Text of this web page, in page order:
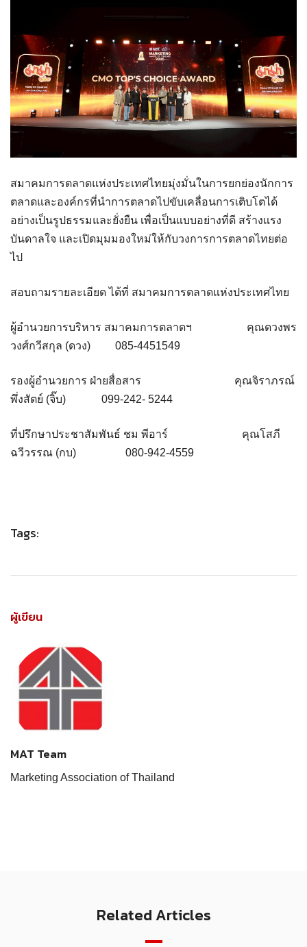
สมาคมการตลาดแห่งประเทศไทยมุ่งมั่นในการยกย่องนักการ
ตลาดและองค์กรที่นำการตลาดไปขับเคลื่อนการเติบโตได้
อย่างเป็นรูปธรรมและยั่งยืน เพื่อเป็นแบบอย่างที่ดี สร้างแรง
บันดาลใจ และเปิดมุมมองใหม่ให้กับวงการการตลาดไทยต่อ
ไป
สอบถามรายละเอียด ได้ที่ สมาคมการตลาดแห่งประเทศไทย
ผู้อำนวยการบริหาร สมาคมการตลาดฯ คุณดวงพร
วงศ์กวีสกุล (ดวง) 085-4451549
รองผู้อำนวยการ ฝ่ายสื่อสาร คุณจิราภรณ์
พึ่งสัตย์ (จิ๊บ) 099-242- 5244
ที่ปรึกษาประชาสัมพันธ์ ชม พีอาร์ คุณโสภี
ฉวีวรรณ (กบ) 080-942-4559
Tags:
ผู้เขียน
MAT Team
Marketing Association of Thailand
Related Articles